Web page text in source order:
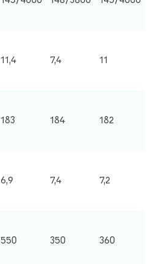
11,4 7,4 11
183 184 182
6,9 7,4 7,2
550 350 360